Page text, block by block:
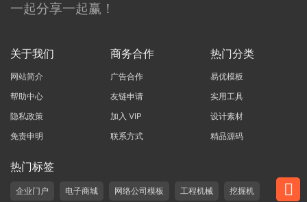
一起分享一起赢！
关于我们
网站简介
帮助中心
隐私政策
免责申明
商务合作
广告合作
友链申请
加入 VIP
联系方式
热门分类
易优模板
实用工具
设计素材
精品源码
热门标签
企业门户 电子商城 网络公司模板 工程机械 挖掘机